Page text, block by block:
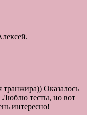
транжира)) Оказалось
Люблю тесты, но вот
интересно!